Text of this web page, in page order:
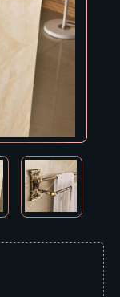
Волгоград
Вологда
Воронеж
Горно-Алтайск
Дзержинск
Екатеринбург